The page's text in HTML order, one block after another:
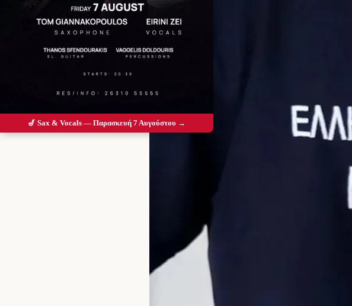
🎷 Sax & Vocals — Παρασκευή 7 Αυγούστου →